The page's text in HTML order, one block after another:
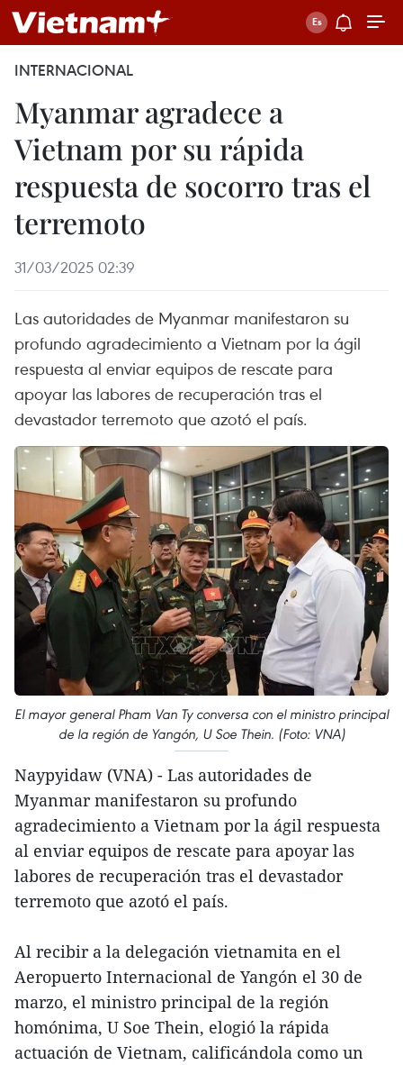
INTERNACIONAL
Myanmar agradece a
Vietnam por su rápida
respuesta de socorro tras el
terremoto
31/03/2025 02:39
Las autoridades de Myanmar manifestaron su
profundo agradecimiento a Vietnam por la ágil
respuesta al enviar equipos de rescate para
apoyar las labores de recuperación tras el
devastador terremoto que azotó el país.
El mayor general Pham Van Ty conversa con el ministro principal
de la región de Yangón, U Soe Thein. (Foto: VNA)
Naypyidaw (VNA) - Las autoridades de
Myanmar manifestaron su profundo
agradecimiento a Vietnam por la ágil respuesta
al enviar equipos de rescate para apoyar las
labores de recuperación tras el devastador
terremoto que azotó el país.
Al recibir a la delegación vietnamita en el
Aeropuerto Internacional de Yangón el 30 de
marzo, el ministro principal de la región
homónima, U Soe Thein, elogió la rápida
actuación de Vietnam, calificándola como un